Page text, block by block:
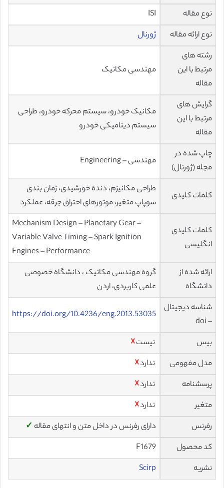
نوع مقاله
ISI
نوع ارائه مقاله
ژورنال
رشته های
مرتبط با این
مقاله
مهندسی مکانیک
گرایش های
مرتبط با این
مقاله
مکانیک خودرو، سیستم محرکه خودرو، طراحی
سیستم دینامیکی خودرو
چاپ شده در
مجله (ژورنال)
مهندسی – Engineering
کلمات کلیدی
طراحی مکانیزم، دنده خورشیدی، زمان بندی
سوپاپ متغیر، موتورهای احتراق جرقه، عملکرد
کلمات کلیدی
انگلیسی
Mechanism Design – Planetary Gear –
Variable Valve Timing – Spark Ignition
Engines – Performance
ارائه شده از
دانشگاه
گروه مهندسی مکانیک ، دانشگاه خصوصی
علمی کاربردی، اردن
شناسه دیجیتال
– doi
https://doi.org/10.4236/eng.2013.53035
بیس نیست☓
مدل مفهومی
ندارد☓
پرسشنامه
ندارد☓
متغیر
ندارد☓
رفرنس
دارای رفرنس در داخل متن و انتهای مقاله ✓
کد محصول
F1679
نشریه
Scirp